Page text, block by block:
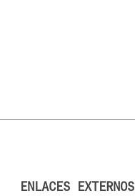
ENLACES EXTERNOS